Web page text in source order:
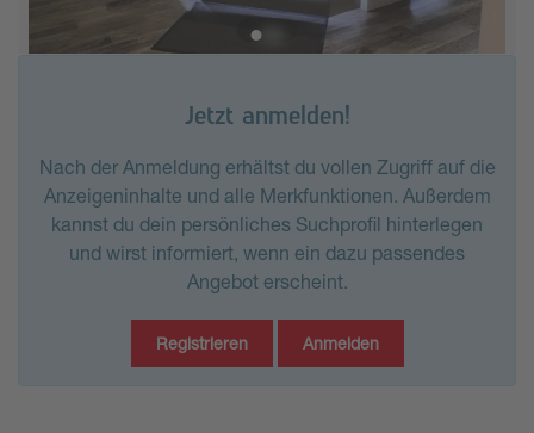
Jetzt anmelden!
Nach der Anmeldung erhältst du vollen Zugriff auf die
Anzeigeninhalte und alle Merkfunktionen. Außerdem
kannst du dein persönliches Suchprofil hinterlegen
und wirst informiert, wenn ein dazu passendes
Angebot erscheint.
Registrieren Anmelden